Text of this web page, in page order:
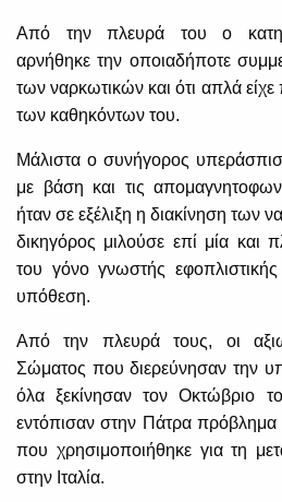
Από την πλευρά του ο
αρνήθηκε την οποιαδήποτε
των ναρκωτικών και ότι απλά είχε
των καθηκόντων του.
Μάλιστα ο συνήγορος
με βάση και τις
ήταν σε εξέλιξη η διακίνηση των
δικηγόρος μιλούσε επί μία και
του γόνο γνωστής εφοπλιστικής
υπόθεση.
Από την πλευρά τους, οι
Σώματος που διερεύνησαν την
όλα ξεκίνησαν τον Οκτώβριο
εντόπισαν στην Πάτρα πρόβλημα
που χρησιμοποιήθηκε για τη
στην Ιταλία.